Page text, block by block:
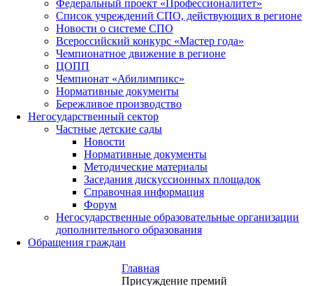
Федеральный проект «Профессионалитет»
Список учреждений СПО, действующих в регионе
Новости о системе СПО
Всероссийский конкурс «Мастер года»
Чемпионатное движение в регионе
ЦОПП
Чемпионат «Абилимпикс»
Нормативные документы
Бережливое производство
Негосударственный сектор
Частные детские сады
Новости
Нормативные документы
Методические материалы
Заседания дискуссионных площадок
Справочная информация
Форум
Негосударственные образовательные организации
дополнительного образования
Обращения граждан
Главная
Присуждение премий